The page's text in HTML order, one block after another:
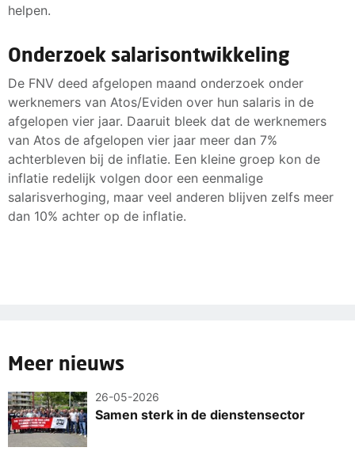
helpen.
Onderzoek salarisontwikkeling
De FNV deed afgelopen maand onderzoek onder
werknemers van Atos/Eviden over hun salaris in de
afgelopen vier jaar. Daaruit bleek dat de werknemers
van Atos de afgelopen vier jaar meer dan 7%
achterbleven bij de inflatie. Een kleine groep kon de
inflatie redelijk volgen door een eenmalige
salarisverhoging, maar veel anderen blijven zelfs meer
dan 10% achter op de inflatie.
Meer nieuws
26-05-2026
Samen sterk in de dienstensector